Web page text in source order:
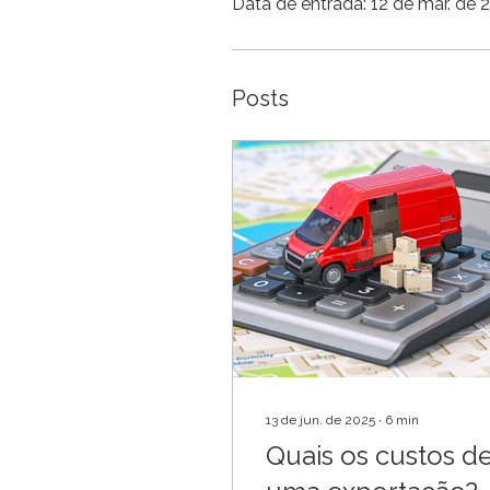
Posts
13 de jun. de 2025 ∙ 6 min
Quais os custos